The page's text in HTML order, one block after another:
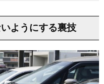
ようにする裏技